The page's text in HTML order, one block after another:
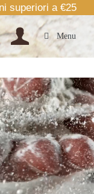
superiori a €25
Menu